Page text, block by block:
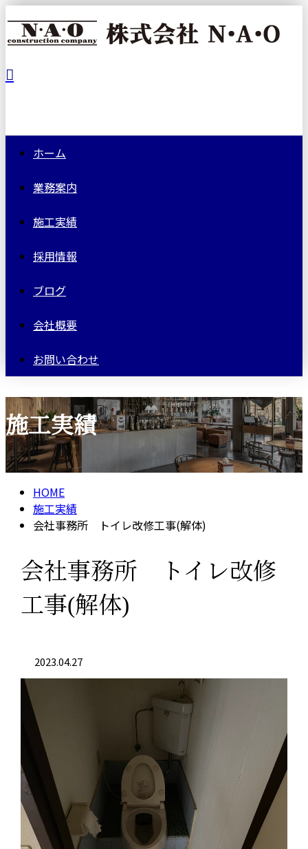
ホーム
業務案内
施工実績
採用情報
ブログ
会社概要
お問い合わせ
施工実績
HOME
施工実績
会社事務所 トイレ改修工事(解体)
会社事務所 トイレ改修
工事(解体)
2023.04.27